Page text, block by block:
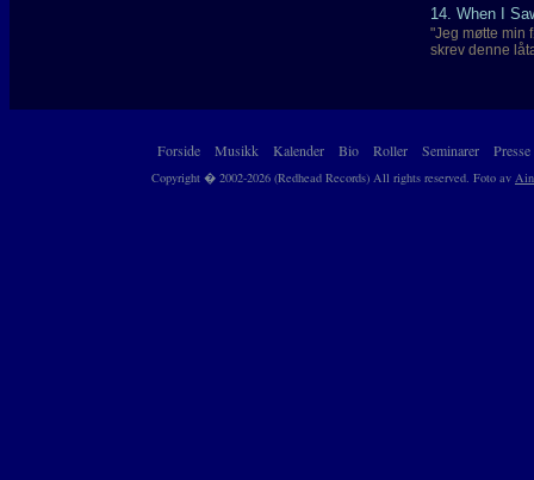
14. When I
"Jeg møtte min
skrev denne
Forside Musikk Kalender Bio Roller Seminarer Presse
Copyright � 2002-2026 (Redhead Records) All rights reserved. Foto av